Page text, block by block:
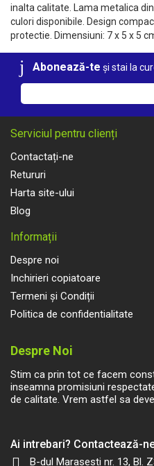
inalta calitate. Lama metalica
culori disponibile. Design
protectie. Dimensiuni: 7 x 5 x 5
Abonează-te și stai la
Serviciul pentru clienți
Contactați-ne
Retururi
Harta site-ului
Blog
Informații
Despre noi
Inchirieri copiatoare
Termeni și Condiții
Politica de confidentialitate
Despre Noi
Stim ca prin tot ce facem
inseamna promisiuni
de calitate. Vrem astfel sa
Ai intrebari? Contactează-
B-dul Marasesti nr. 13, Bl.